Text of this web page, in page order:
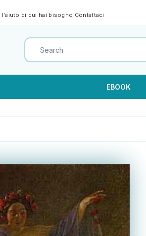
l'aiuto di cui hai bisogno Contattaci
EBOOK